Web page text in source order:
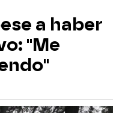
a haber
"Me